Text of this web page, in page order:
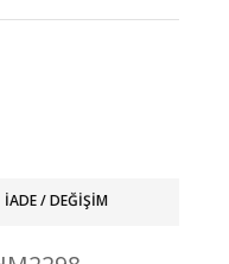
İADE / DEĞIŞIM